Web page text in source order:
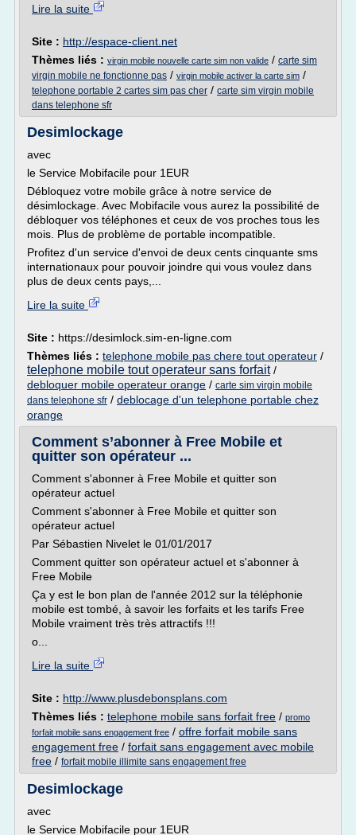
Lire la suite
Site : http://espace-client.net
Thèmes liés : virgin mobile nouvelle carte sim non valide / carte sim
virgin mobile ne fonctionne pas / virgin mobile activer la carte sim /
telephone portable 2 cartes sim pas cher / carte sim virgin mobile
dans telephone sfr
Desimlockage
avec
le Service Mobifacile pour 1EUR
Débloquez votre mobile grâce à notre service de
désimlockage. Avec Mobifacile vous aurez la possibilité de
débloquer vos téléphones et ceux de vos proches tous les
mois. Plus de problème de portable incompatible.
Profitez d'un service d'envoi de deux cents cinquante sms
internationaux pour pouvoir joindre qui vous voulez dans
plus de deux cents pays,...
Lire la suite
Site : https://desimlock.sim-en-ligne.com
Thèmes liés : telephone mobile pas chere tout operateur /
telephone mobile tout operateur sans forfait/
debloquer mobile operateur orange / carte sim virgin mobile
dans telephone sfr / deblocage d'un telephone portable chez
orange
Comment s’abonner à Free Mobile et
quitter son opérateur ...
Comment s'abonner à Free Mobile et quitter son
opérateur actuel
Comment s'abonner à Free Mobile et quitter son
opérateur actuel
Par Sébastien Nivelet le 01/01/2017
Comment quitter son opérateur actuel et s'abonner à
Free Mobile
Ça y est le bon plan de l'année 2012 sur la téléphonie
mobile est tombé, à savoir les forfaits et les tarifs Free
Mobile vraiment très très attractifs !!!
o...
Lire la suite
Site : http://www.plusdebonsplans.com
Thèmes liés : telephone mobile sans forfait free / promo
forfait mobile sans engagement free / offre forfait mobile sans
engagement free / forfait sans engagement avec mobile
free / forfait mobile illimite sans engagement free
Desimlockage
avec
le Service Mobifacile pour 1EUR